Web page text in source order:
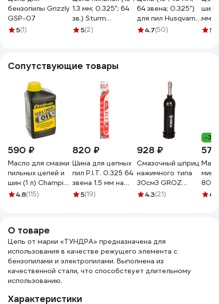
бензопилы Grizzly
GSP-07
5(1)
1.3 мм; 0.325"; 64
зв.) Sturm
SC32513CST-64
5(2)
64 звена; 0.325")
для пил Husqvarna
4.7(50)
мм,
5
Сопутствующие товары
590 ₽
Масло для смазки
пильных цепей и
шин (1 л) Champion
952824
4.8(115)
820 ₽
Шина для цепных
пил P.I.T. 0.325 64
звена 1.5 мм на
шину 16 ASCH02-
5(19)
928 ₽
Смазочный шприц
нажимного типа
30см3 GROZ
GR43100 - G6P
4.3(21)
-
73/4.8
О товаре
Цепь от марки «ТУНДРА» предназначена для
использования в качестве режущего элемента с
бензопилами и электропилами. Выполнена из
качественной стали, что способствует длительному
использованию.
Характеристики